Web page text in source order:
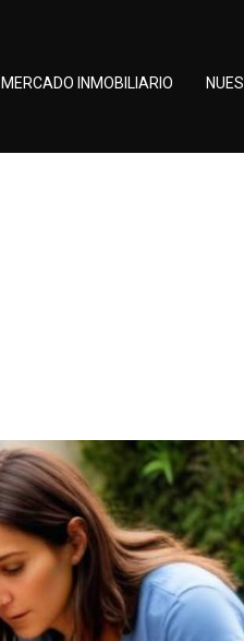
MERCADO INMOBILIARIO